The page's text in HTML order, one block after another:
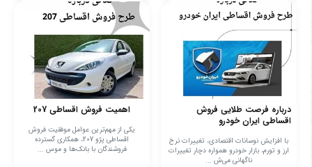
درباره فرصت طلایی فروش
اقساطی ایران خودرو
با افزایش نوسانات اقتصادی، تغییرات نرخ
ارز و تورم، بازار خودرو همواره دچار تغییرات
ناگهانی می‌ش ...
اهمیت فروش اقساطی 207
یکی از مهم‌ترین عوامل موفقیت فروش
اقساطی پژو 207، همکاری گسترده
فروشندگان با بانک‌ها و موس ...